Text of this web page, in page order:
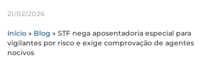
21/02/2026
Início » Blog » STF nega aposentadoria especial para
vigilantes por risco e exige comprovação de agentes
nocivos